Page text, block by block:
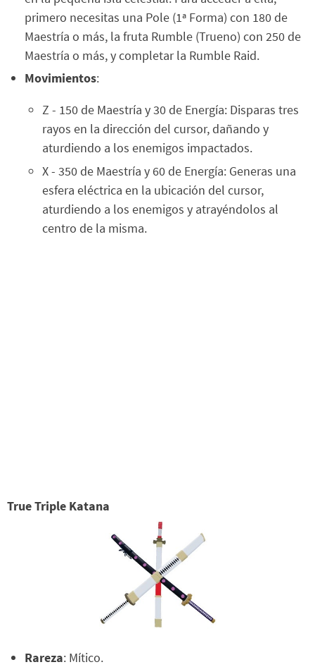
primero necesitas una Pole (1ª Forma) con 180 de
Maestría o más, la fruta Rumble (Trueno) con 250 de
Maestría o más, y completar la Rumble Raid.
Movimientos:
Z - 150 de Maestría y 30 de Energía: Disparas tres
rayos en la dirección del cursor, dañando y
aturdiendo a los enemigos impactados.
X - 350 de Maestría y 60 de Energía: Generas una
esfera eléctrica en la ubicación del cursor,
aturdiendo a los enemigos y atrayéndolos al
centro de la misma.
True Triple Katana
Rareza: Mítico.